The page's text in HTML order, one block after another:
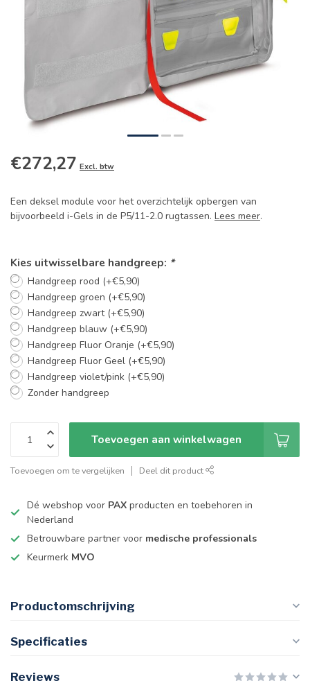
€272,27 Excl. btw
Een deksel module voor het overzichtelijk opbergen van
bijvoorbeeld i-Gels in de P5/11-2.0 rugtassen. Lees meer.
Kies uitwisselbare handgreep: *
Handgreep rood (+€5,90)
Handgreep groen (+€5,90)
Handgreep zwart (+€5,90)
Handgreep blauw (+€5,90)
Handgreep Fluor Oranje (+€5,90)
Handgreep Fluor Geel (+€5,90)
Handgreep violet/pink (+€5,90)
Zonder handgreep
Toevoegen aan winkelwagen
Toevoegen om te vergelijken Deel dit product
Dé webshop voor PAX producten en toebehoren in
Nederland
Betrouwbare partner voor medische professionals
Keurmerk MVO
Productomschrijving
Specificaties
Reviews